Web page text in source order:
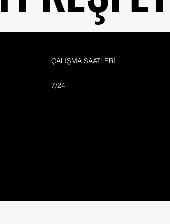
ÇALIŞMA SAATLERİ
7/24